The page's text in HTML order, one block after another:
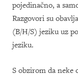
pojedinačno, a
Razgovori su
(B/H/S) jeziku uz
jeziku.
S obzirom da neke